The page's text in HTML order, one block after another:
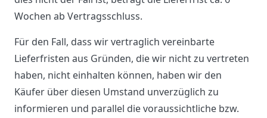
Wochen ab Vertragsschluss.
Für den Fall, dass wir vertraglich vereinbarte
Lieferfristen aus Gründen, die wir nicht zu vertreten
haben, nicht einhalten können, haben wir den
Käufer über diesen Umstand unverzüglich zu
informieren und parallel die voraussichtliche bzw.